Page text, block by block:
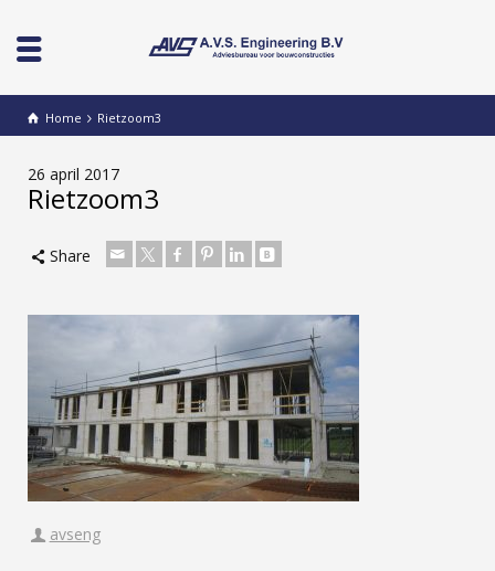
Home Rietzoom3
26 april 2017
Rietzoom3
Share
avseng